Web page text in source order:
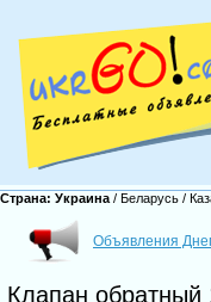
Страна: Украина / Беларусь /
Объявления
Клапан обратный